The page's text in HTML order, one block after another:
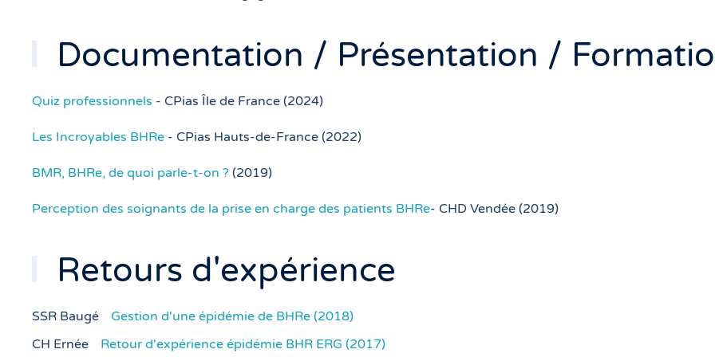
Documentation / Présentation /
Quiz professionnels - CPias Île de France (2024)
Les Incroyables BHRe - CPias Hauts-de-France (2022)
BMR, BHRe, de quoi parle-t-on ? (2019)
Perception des soignants de la prise en charge des patients BHRe- CHD Vendée (2019)
Retours d'expérience
SSR Baugé
Gestion d'une épidémie de BHRe (2018)
CH Ernée
Retour d'expérience épidémie BHR ERG (2017)